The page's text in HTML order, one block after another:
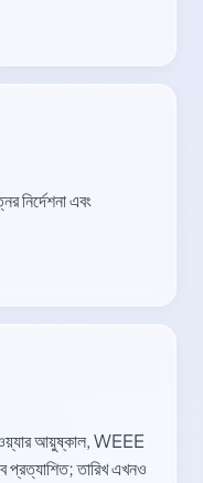
নির্দেশনা এবং
আয়ুষ্কাল, WEEE
প্রত্যাশিত; তারিখ এখনও